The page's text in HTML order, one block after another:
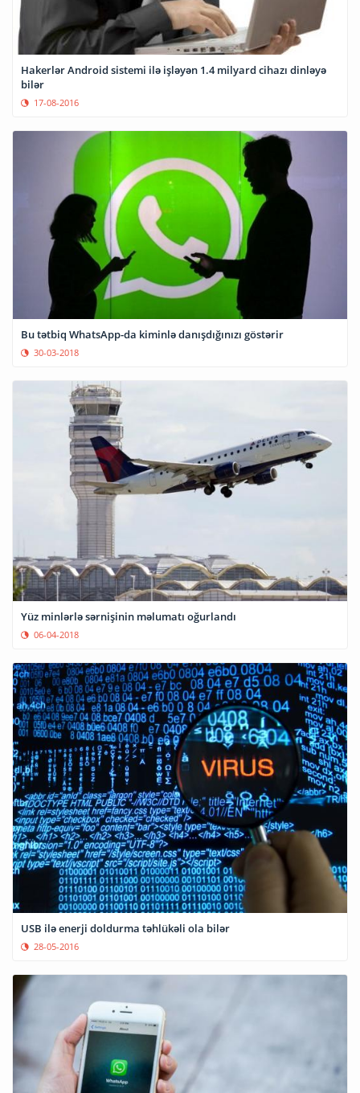
Hakerlər Android sistemi ilə işləyən 1.4 milyard cihazı dinləyə
bilər
17-08-2016
Bu tətbiq WhatsApp-da kiminlə danışdığınızı göstərir
30-03-2018
Yüz minlərlə sərnişinin məlumatı oğurlandı
06-04-2018
USB ilə enerji doldurma təhlükəli ola bilər
28-05-2016